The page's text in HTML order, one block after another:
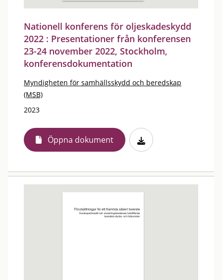
Nationell konferens för oljeskadeskydd
2022 : Presentationer från konferensen
23-24 november 2022, Stockholm,
konferensdokumentation
Myndigheten för samhällsskydd och beredskap
(MSB)
2023
Öppna dokument